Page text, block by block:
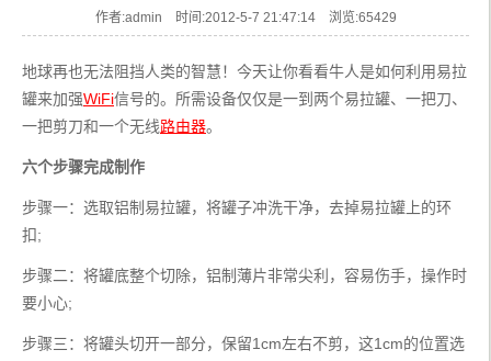
作者:admin 时间:2012-5-7 21:47:14 浏览:65429
地球再也无法阻挡人类的智慧！今天让你看看牛人是如何利用易拉
罐来加强WiFi信号的。所需设备仅仅是一到两个易拉罐、一把刀、
一把剪刀和一个无线路由器。
六个步骤完成制作
步骤一：选取铝制易拉罐，将罐子冲洗干净，去掉易拉罐上的环
扣;
步骤二：将罐底整个切除，铝制薄片非常尖利，容易伤手，操作时
要小心;
步骤三：将罐头切开一部分，保留1cm左右不剪，这1cm的位置选